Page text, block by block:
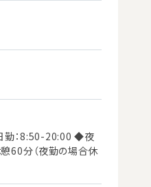
：8:50-20:00 ◆夜
分（夜勤の場合休